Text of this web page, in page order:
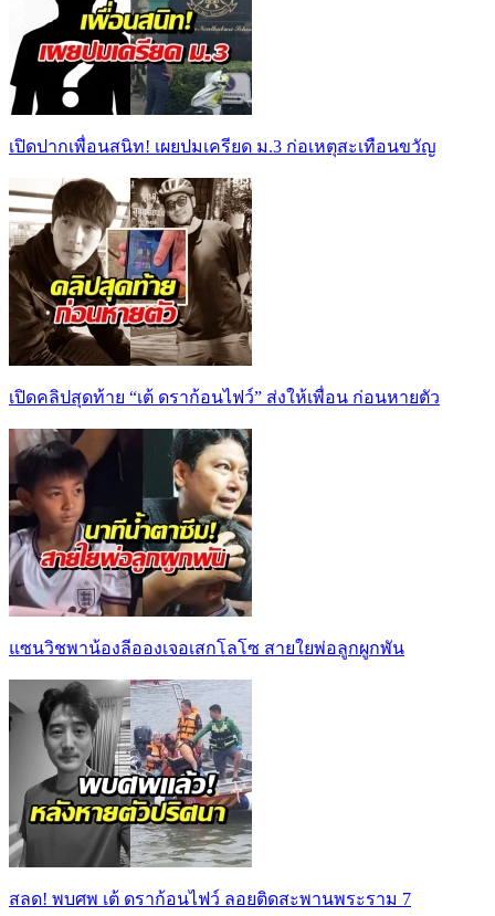
เปิดปากเพื่อนสนิท! เผยปมเครียด ม.3 ก่อเหตุสะเทือนขวัญ
เปิดคลิปสุดท้าย “เต้ ดราก้อนไฟว์” ส่งให้เพื่อน ก่อนหายตัว
แซนวิชพาน้องลีอองเจอเสกโลโซ สายใยพ่อลูกผูกพัน
สลด! พบศพ เต้ ดราก้อนไฟว์ ลอยติดสะพานพระราม 7